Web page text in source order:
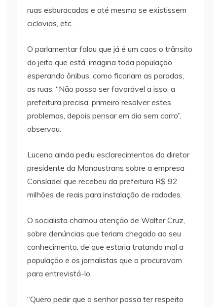
ruas esburacadas e até mesmo se existissem
ciclovias, etc.
O parlamentar falou que já é um caos o trânsito
do jeito que está, imagina toda população
esperando ônibus, como ficariam as paradas,
as ruas. “Não posso ser favorável a isso, a
prefeitura precisa, primeiro resolver estes
problemas, depois pensar em dia sem carro”,
observou.
Lucena ainda pediu esclarecimentos do diretor
presidente da Manaustrans sobre a empresa
Consladel que recebeu da prefeitura R$ 92
milhões de reais para instalação de radades.
O socialista chamou atenção de Walter Cruz,
sobre denúncias que teriam chegado ao seu
conhecimento, de que estaria tratando mal a
população e os jornalistas que o procuravam
para entrevistá-lo.
“Quero pedir que o senhor possa ter respeito